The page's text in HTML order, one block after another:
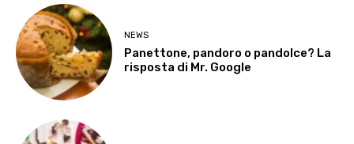
NEWS
Panettone, pandoro o pandolce? La
risposta di Mr. Google